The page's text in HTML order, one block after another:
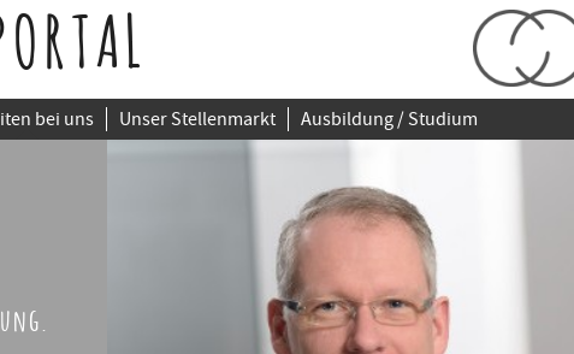
bei uns Unser Stellenmarkt Ausbildung / Studium